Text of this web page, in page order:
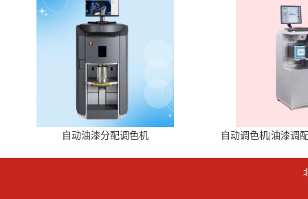
自动油漆分配调色机 自动调色机|油漆调